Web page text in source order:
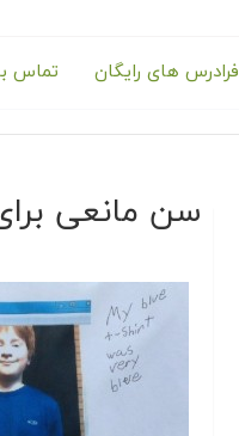
فرادرس های رایگان تماس
سن مانعی